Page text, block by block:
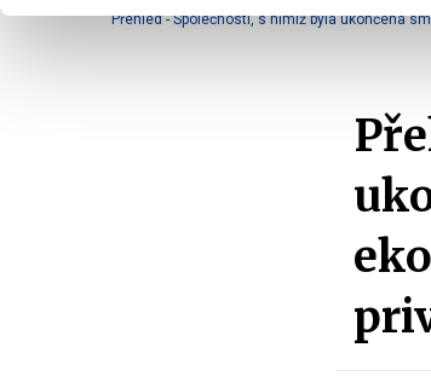
Přehled - Společnosti, s nimiž byla ukončena